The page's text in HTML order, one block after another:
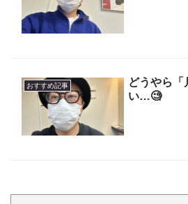
おすすめ記事
どうやら「
い…🧐